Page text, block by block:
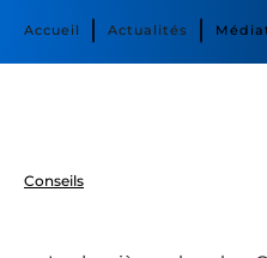
Accueil ∣ Actualités ∣
Conseils